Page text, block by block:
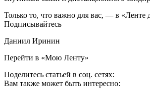
Только то, что важно для вас, — в «Ленте
Подписывайтесь
Даниил Иринин
Перейти в «Мою Ленту»
Поделитесь статьей в соц. сетях:
Вам также может быть интересно: